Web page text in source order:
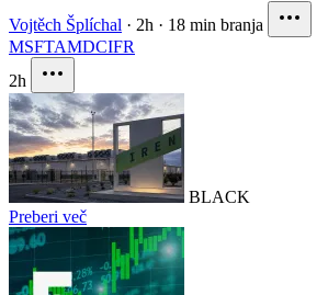
Vojtěch Šplíchal · 2h · 18 min branja
MSFTAMDCIFR
2h
BLACK
Preberi več